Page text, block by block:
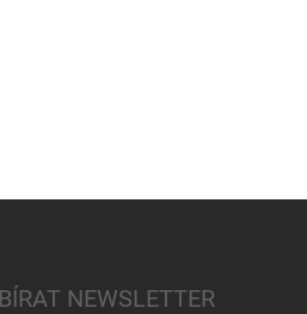
NEWSLETTER